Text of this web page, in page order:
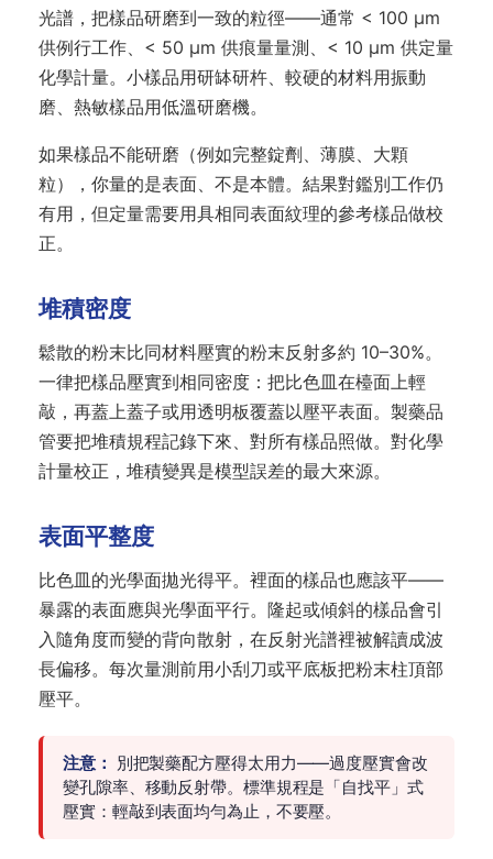
光譜，把樣品研磨到一致的粒徑——通常 < 100 µm
供例行工作、< 50 µm 供痕量量測、< 10 µm 供定量
化學計量。小樣品用研缽研杵、較硬的材料用振動
磨、熱敏樣品用低溫研磨機。
如果樣品不能研磨（例如完整錠劑、薄膜、大顆
粒），你量的是表面、不是本體。結果對鑑別工作仍
有用，但定量需要用具相同表面紋理的參考樣品做校
正。
堆積密度
鬆散的粉末比同材料壓實的粉末反射多約 10–30%。
一律把樣品壓實到相同密度：把比色皿在檯面上輕
敲，再蓋上蓋子或用透明板覆蓋以壓平表面。製藥品
管要把堆積規程記錄下來、對所有樣品照做。對化學
計量校正，堆積變異是模型誤差的最大來源。
表面平整度
比色皿的光學面拋光得平。裡面的樣品也應該平——
暴露的表面應與光學面平行。隆起或傾斜的樣品會引
入隨角度而變的背向散射，在反射光譜裡被解讀成波
長偏移。每次量測前用小刮刀或平底板把粉末柱頂部
壓平。
注意： 別把製藥配方壓得太用力——過度壓實會改
變孔隙率、移動反射帶。標準規程是「自找平」式
壓實：輕敲到表面均勻為止，不要壓。